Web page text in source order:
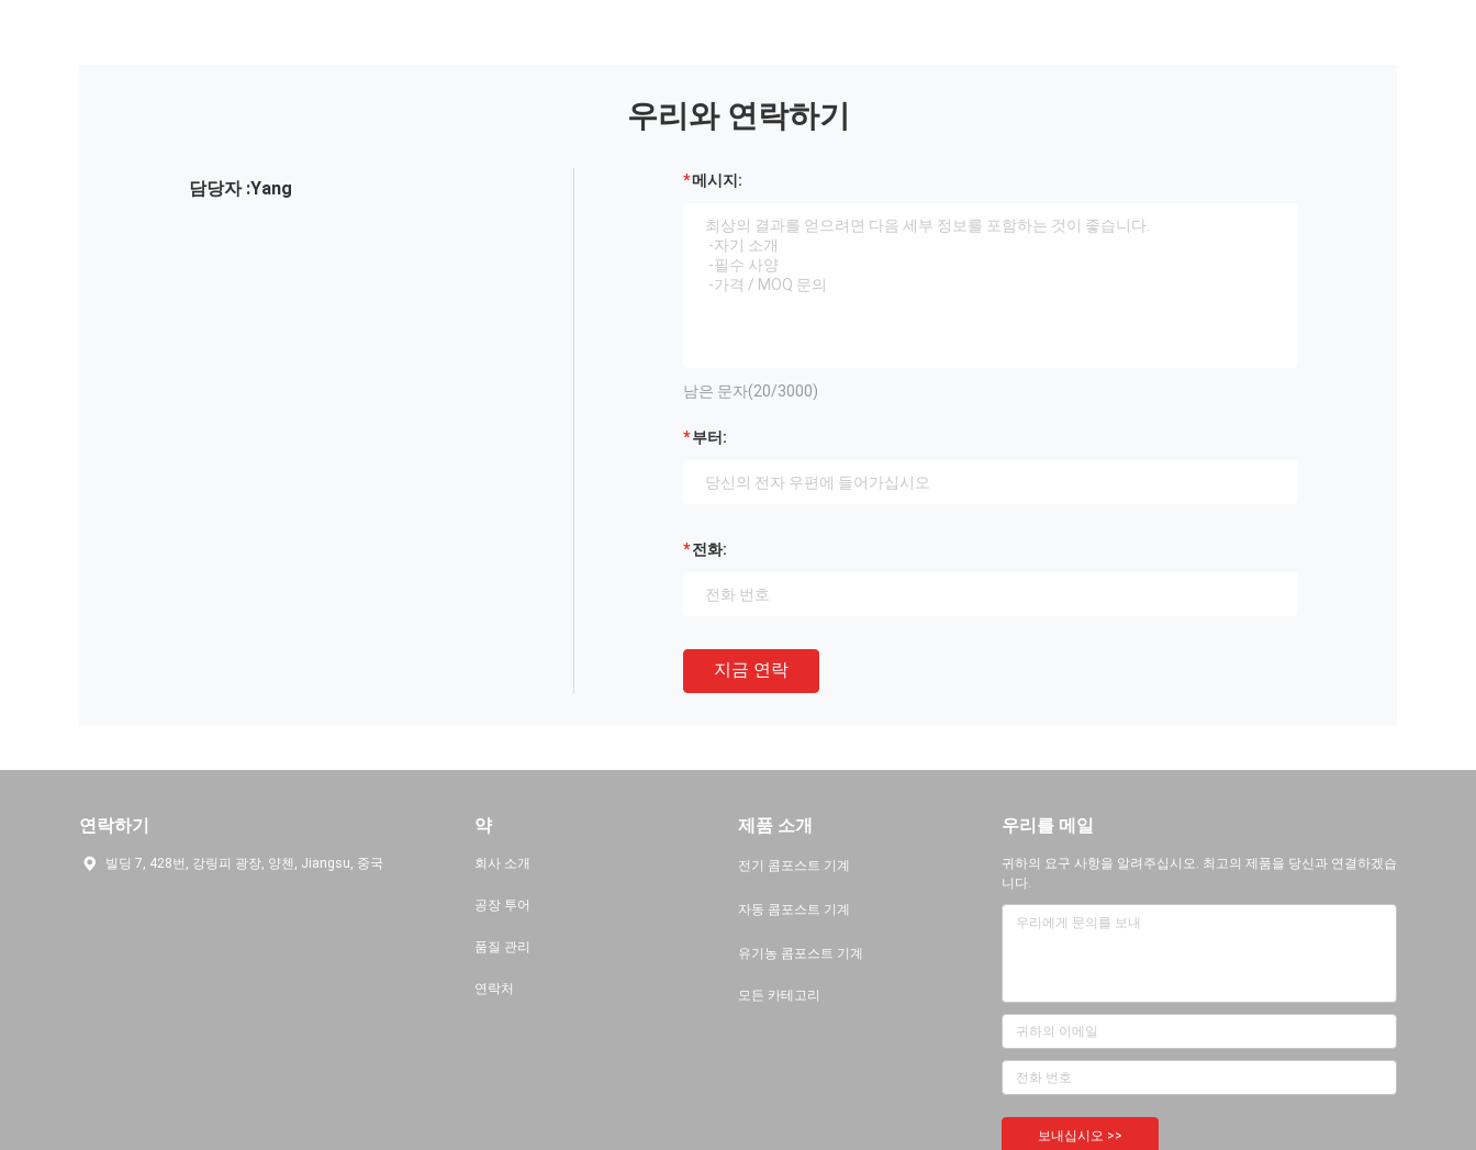
우리와 연락하기
담당자 :Yang 메시지:
남은 문자(20/3000)
부터:
전화:
지금 연락
연락하기
빌딩 7, 428번, 강링피 광장, 양첸, Jiangsu, 중국
약
회사 소개
공장 투어
품질 관리
연락처
제품 소개
전기 콤포스트 기계
자동 콤포스트 기계
유기농 콤포스트 기계
모든 카테고리
우리를 메일
귀하의 요구 사항을 알려주십시오. 최고의 제품을 당신과 연결하겠습
니다.
보내십시오 >>